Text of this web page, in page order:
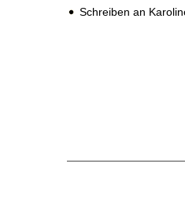
Schreiben an